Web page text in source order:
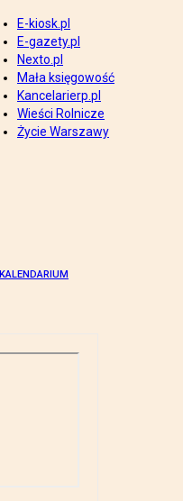
E-kiosk.pl
E-gazety.pl
Nexto.pl
Mała księgowość
Kancelarierp.pl
Wieści Rolnicze
Życie Warszawy
KALENDARIUM